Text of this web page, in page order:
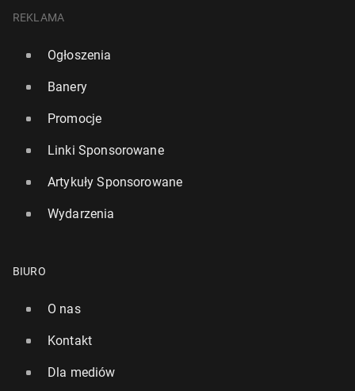
REKLAMA
Ogłoszenia
Banery
Promocje
Linki Sponsorowane
Artykuły Sponsorowane
Wydarzenia
BIURO
O nas
Kontakt
Dla mediów